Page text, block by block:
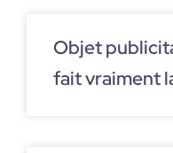
Objet
fait vraiment